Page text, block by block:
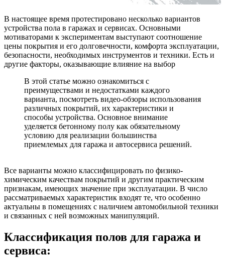
В настоящее время протестировано несколько вариантов
устройства пола в гаражах и сервисах. Основными
мотиваторами к экспериментам выступают соотношение
цены покрытия и его долговечности, комфорта эксплуатации,
безопасности, необходимых инструментов и техники. Есть и
другие факторы, оказывающие влияние на выбор
В этой статье можно ознакомиться с
преимуществами и недостатками каждого
варианта, посмотреть видео-обзоры использования
различных покрытий, их характеристики и
способы устройства. Основное внимание
уделяется бетонному полу как обязательному
условию для реализации большинства
приемлемых для гаража и автосервиса решений.
Все варианты можно классифицировать по физико-
химическим качествам покрытий и другим практическим
признакам, имеющих значение при эксплуатации. В число
рассматриваемых характеристик входят те, что особенно
актуальны в помещениях с наличием автомобильной техники
и связанных с ней возможных манипуляций.
Классификация полов для гаража и
сервиса: